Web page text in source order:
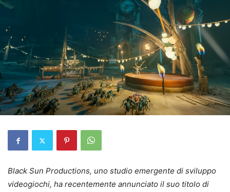
Black Sun Productions, uno studio emergente di sviluppo
videogiochi, ha recentemente annunciato il suo titolo di